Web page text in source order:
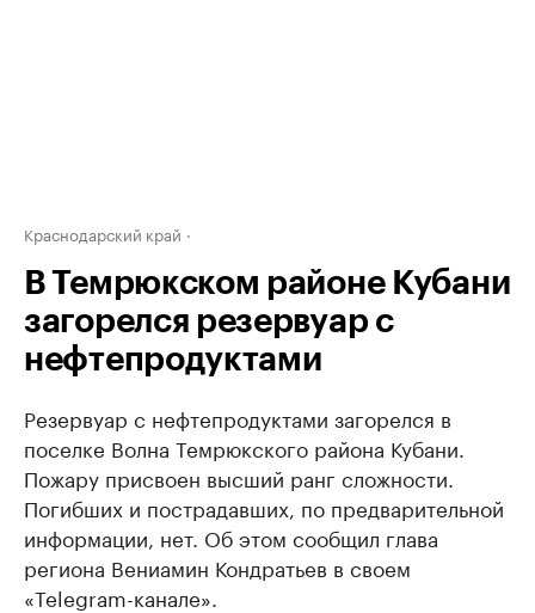
Краснодарский край
В Темрюкском районе Кубани
загорелся резервуар с
нефтепродуктами
Резервуар с нефтепродуктами загорелся в
поселке Волна Темрюкского района Кубани.
Пожару присвоен высший ранг сложности.
Погибших и пострадавших, по предварительной
информации, нет. Об этом сообщил глава
региона Вениамин Кондратьев в своем
«Telegram-канале».